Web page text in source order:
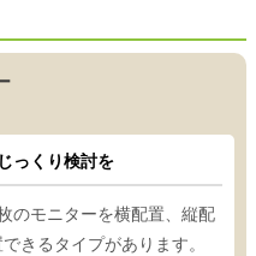
っくり検討を
のモニターを横配置、縦配
きるタイプがあります。